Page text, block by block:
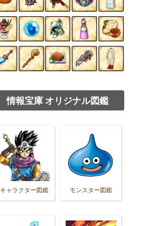
情報宝庫 オリジナル図鑑
キャラクター図鑑 モンスター図鑑